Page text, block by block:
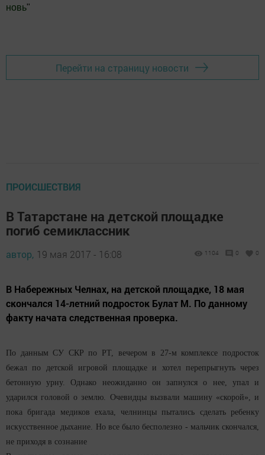
новь"
Перейти на страницу новости
ПРОИСШЕСТВИЯ
В Татарстане на детской площадке
погиб семиклассник
автор, 19 мая 2017 - 16:08 1104 0 0
В Набережных Челнах, на детской площадке, 18 мая
скончался 14-летний подросток Булат М. По данному
факту начата следственная проверка.
По данным СУ СКР по РТ, вечером в 27-м комплексе подросток
бежал по детской игровой площадке и хотел перепрыгнуть через
бетонную урну. Однако неожиданно он запнулся о нее, упал и
ударился головой о землю. Очевидцы вызвали машину «скорой», и
пока бригада медиков ехала, челнинцы пытались сделать ребенку
искусственное дыхание. Но все было бесполезно - мальчик скончался,
не приходя в сознание